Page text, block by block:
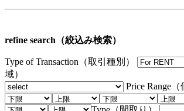
refine search（絞込み検索）
Type of Transaction（取引種別）
域）
Price Range（